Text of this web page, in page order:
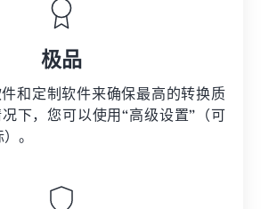
极品
和定制软件来确保最高的转换质
下，您可以使用“高级设置”（可
。